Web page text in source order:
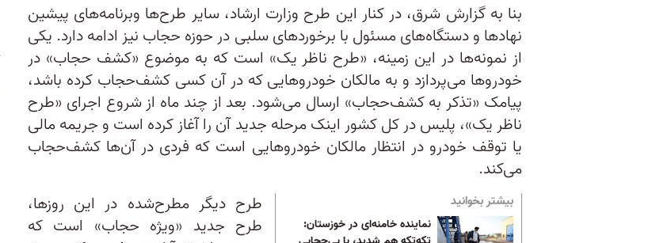
بنا به گزارش شرق، در کنار این طرح وزارت ارشاد، سایر طرح‌ها وبرنامه‌های پیشین
نهادها و دستگاه‌های مسئول با برخوردهای سلبی در حوزه حجاب نیز ادامه دارد. یکی
از نمونه‌ها در این زمینه، «طرح ناظر یک» است که به موضوع «کشف حجاب» در
خودروها می‌پردازد و به مالکان خودروهایی که در آن کسی کشف‌حجاب کرده باشد،
پیامک «تذکر به کشف‌حجاب» ارسال می‌شود. بعد از چند ماه از شروع اجرای «طرح
ناظر یک»، پلیس در کل کشور اینک مرحله جدید آن را آغاز کرده است و جریمه مالی
یا توقف خودرو در انتظار مالکان خودروهایی است که فردی در آن‌ها کشف‌حجاب
می‌کند.
بیشتر بخوانید
نماینده خامنه‌ای در خوزستان:
طرح دیگر مطرح‌شده در این روز‌ها،
طرح جدید «ویژه حجاب» است که